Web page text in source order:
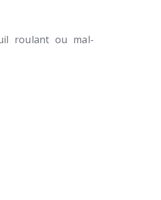
roulant ou mal-